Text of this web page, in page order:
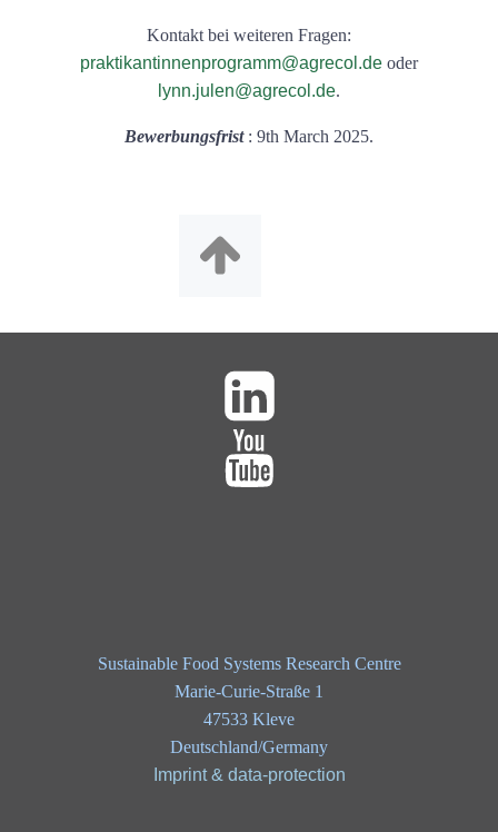
Kontakt bei weiteren Fragen:
praktikantinnenprogramm@agrecol.de oder
lynn.julen@agrecol.de.
Bewerbungsfrist : 9th March 2025.
Sustainable Food Systems Research Centre
Marie-Curie-Straße 1
47533 Kleve
Deutschland/Germany
Imprint & data-protection